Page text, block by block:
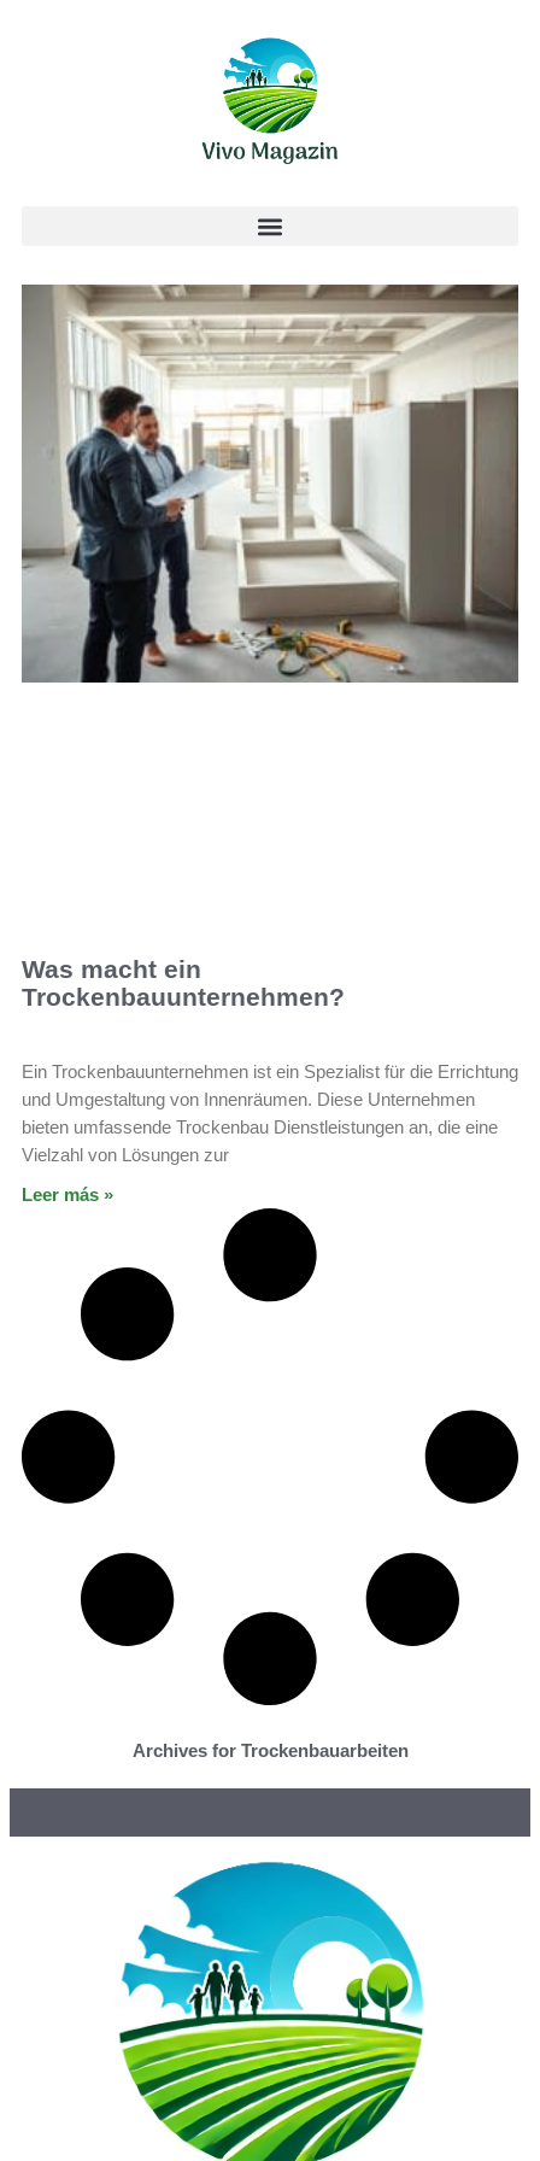
Was macht ein
Trockenbauunternehmen?
Ein Trockenbauunternehmen ist ein Spezialist für die Errichtung
und Umgestaltung von Innenräumen. Diese Unternehmen
bieten umfassende Trockenbau Dienstleistungen an, die eine
Vielzahl von Lösungen zur
Leer más »
Archives for Trockenbauarbeiten